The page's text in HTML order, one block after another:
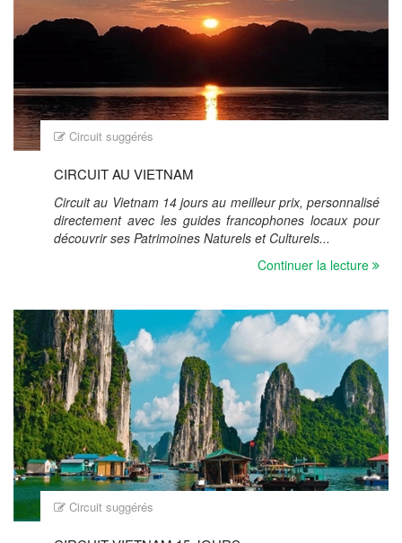
Circuit suggérés
CIRCUIT AU VIETNAM
Circuit au Vietnam 14 jours au meilleur prix, personnalisé
directement avec les guides francophones locaux pour
découvrir ses Patrimoines Naturels et Culturels...
Continuer la lecture
Circuit suggérés